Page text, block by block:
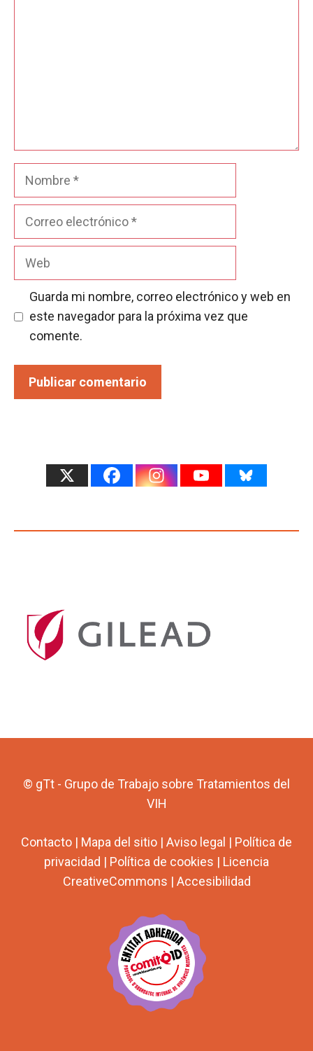
Nombre
Guarda mi nombre, correo electrónico y web en
este navegador para la próxima vez que
comente.
© gTt - Grupo de Trabajo sobre Tratamientos del
VIH
Contacto | Mapa del sitio | Aviso legal | Política de
privacidad | Política de cookies | Licencia
CreativeCommons | Accesibilidad